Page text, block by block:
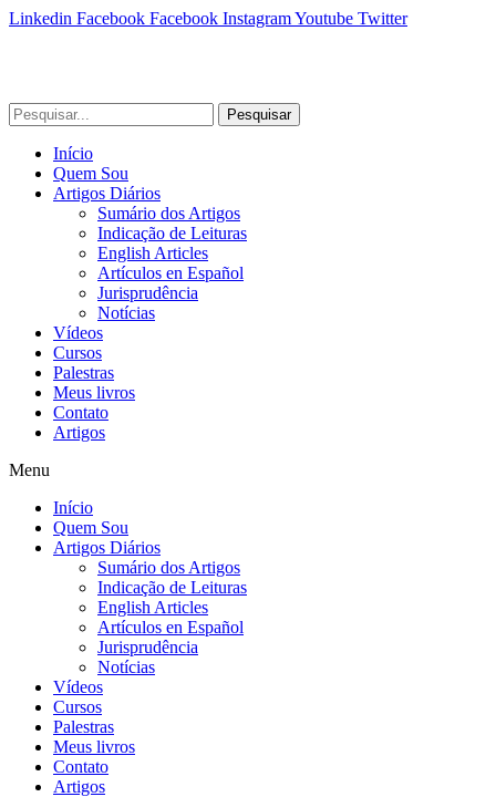
Linkedin Facebook Facebook InstagramYoutube Twitter
Pesquisar
Início
Quem Sou
Artigos Diários
Sumário dos Artigos
Indicação de Leituras
English Articles
Artículos en Español
Jurisprudência
Notícias
Vídeos
Cursos
Palestras
Meus livros
Contato
Artigos
Menu
Início
Quem Sou
Artigos Diários
Sumário dos Artigos
Indicação de Leituras
English Articles
Artículos en Español
Jurisprudência
Notícias
Vídeos
Cursos
Palestras
Meus livros
Contato
Artigos